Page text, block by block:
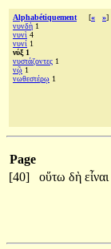
Alphabétiquement [« »]
νυνδὴ 1
νυνὶ 4
νυνί 1
νύξ 1
νυστάζοντες 1
νῷ 1
νωθεστέρῳ 1
Page
[40]
οὕτω δὴ εἶναι